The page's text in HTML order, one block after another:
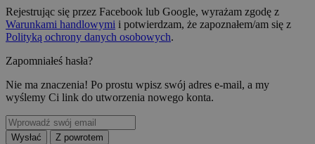
Rejestrując się przez Facebook lub Google, wyrażam zgodę z
Warunkami handlowymi i potwierdzam, że zapoznałem/am się z
Polityką ochrony danych osobowych.
Zapomniałeś hasła?
Nie ma znaczenia! Po prostu wpisz swój adres e-mail, a my
wyślemy Ci link do utworzenia nowego konta.
Wysłać
Z powrotem